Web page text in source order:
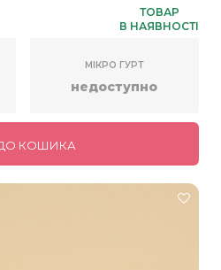
ТОВАР
В НАЯВНОСТІ
МІКРО ГУРТ
недоступно
КОШИКА